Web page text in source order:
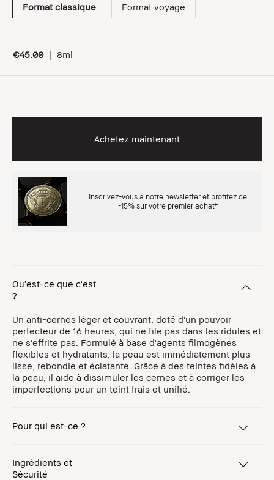
Format classique Format voyage
€45.00 | 8ml
Achetez maintenant
Inscrivez-vous à notre newsletter et profitez de
-15% sur votre premier achat*
Qu'est-ce que c'est
?
Un anti-cernes léger et couvrant, doté d'un pouvoir
perfecteur de 16 heures, qui ne file pas dans les ridules et
ne s'effrite pas. Formulé à base d'agents filmogènes
flexibles et hydratants, la peau est immédiatement plus
lisse, rebondie et éclatante. Grâce à des teintes fidèles à
la peau, il aide à dissimuler les cernes et à corriger les
imperfections pour un teint frais et unifié.
Pour qui est-ce ?
Ingrédients et
Sécurité